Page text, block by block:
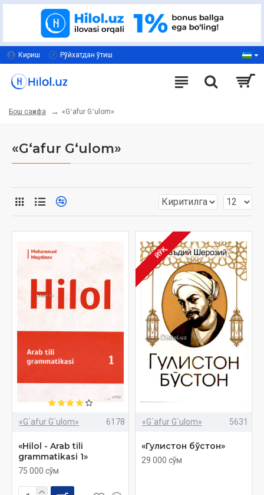
Кириш Рўйхатдан ўтиш
Бош саҳифа «Gʻafur Gʻulom»
«Gʻafur Gʻulom»
«G`afur G`ulom» 6178
«Hilol - Arab tili
grammatikasi 1»
75 000 сўм
ЙЎҚ
«G`afur G`ulom» 5631
«Гулистон бўстон»
29 000 сўм